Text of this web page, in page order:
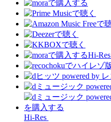
Hi-Res
Hi-Res